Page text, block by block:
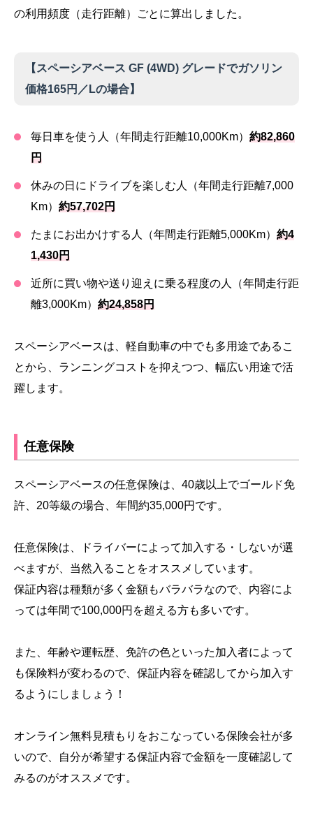
の利用頻度（走行距離）ごとに算出しました。
【スペーシアベース GF (4WD) グレードでガソリン
価格165円／Lの場合】
毎日車を使う人（年間走行距離10,000Km） 約82,860
円
休みの日にドライブを楽しむ人（年間走行距離7,000
Km） 約57,702円
たまにお出かけする人（年間走行距離5,000Km） 約4
1,430円
近所に買い物や送り迎えに乗る程度の人（年間走行距
離3,000Km） 約24,858円
スペーシアベースは、軽自動車の中でも多用途であるこ
とから、ランニングコストを抑えつつ、幅広い用途で活
躍します。
任意保険
スペーシアベースの任意保険は、40歳以上でゴールド免
許、20等級の場合、年間約35,000円です。
任意保険は、ドライバーによって加入する・しないが選
べますが、当然入ることをオススメしています。
保証内容は種類が多く金額もバラバラなので、内容によ
っては年間で100,000円を超える方も多いです。
また、年齢や運転歴、免許の色といった加入者によって
も保険料が変わるので、保証内容を確認してから加入す
るようにしましょう！
オンライン無料見積もりをおこなっている保険会社が多
いので、自分が希望する保証内容で金額を一度確認して
みるのがオススメです。